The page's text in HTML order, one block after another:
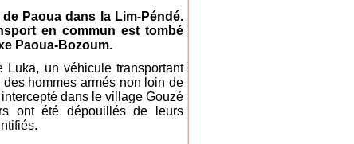
Paoua dans la Lim-Péndé.
en commun est tombé
Paoua-Bozoum.
un véhicule transportant
hommes armés non loin de
dans le village Gouzé
ont été dépouillés de leurs